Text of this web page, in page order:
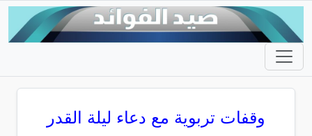
وقفات تربوية مع دعاء ليلة القدر